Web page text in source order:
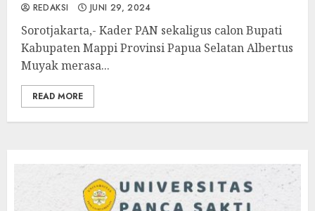
REDAKSI JUNI 29, 2024
Sorotjakarta,- Kader PAN sekaligus calon Bupati
Kabupaten Mappi Provinsi Papua Selatan Albertus
Muyak merasa...
READ MORE